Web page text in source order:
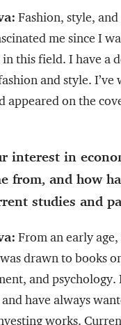
Fashion, style,
me since I
in this field. I have a
and style.
appeared on the
interest in
from, and how
studies and
From an early
drawn to books
and psychology.
have always
works.